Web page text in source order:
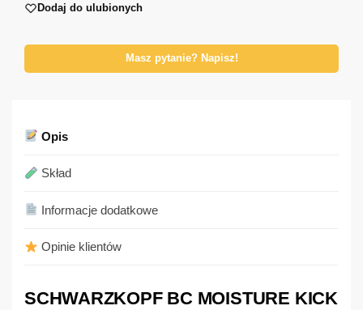
Dodaj do ulubionych
Masz pytanie? Napisz!
Opis
Skład
Informacje dodatkowe
Opinie klientów
SCHWARZKOPF BC MOISTURE KICK